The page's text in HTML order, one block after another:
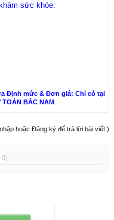
sức khỏe.
Định mức & Đơn giá: Chỉ có tại
TOÁN BẮC NAM
hoặc Đăng ký để trả lời bài viết.)
0)